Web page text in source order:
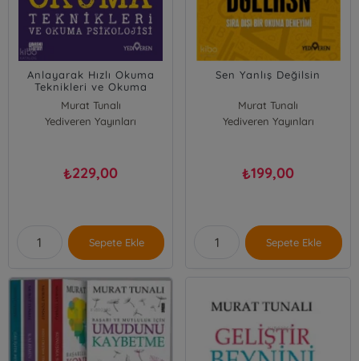
Anlayarak Hızlı Okuma
Teknikleri ve Okuma
Psikolojisi
Murat Tunalı
Yediveren Yayınları
₺229,00
Sepete Ekle
Sen Yanlış Değilsin
Murat Tunalı
Yediveren Yayınları
₺199,00
Sepete Ekle